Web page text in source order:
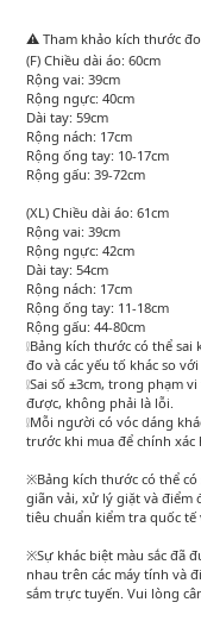
⚠️ Tham khảo kích thước
(F) Chiều dài áo: 60cm
Rộng vai: 39cm
Rộng ngực: 40cm
Dài tay: 59cm
Rộng nách: 17cm
Rộng ống tay: 10-17cm
Rộng gấu: 39-72cm
(XL) Chiều dài áo: 61cm
Rộng vai: 39cm
Rộng ngực: 42cm
Dài tay: 54cm
Rộng nách: 17cm
Rộng ống tay: 11-18cm
Rộng gấu: 44-80cm
❕Bảng kích thước có thể
đo và các yếu tố khác so
❕Sai số ±3cm, trong phạm
được, không phải là lỗi.
❕Mỗi người có vóc dáng
trước khi mua để chính xác
※Bảng kích thước có thể
giãn vải, xử lý giặt và điểm
tiêu chuẩn kiểm tra quốc
※Sự khác biệt màu sắc đã
nhau trên các máy tính và
sắm trực tuyến. Vui lòng